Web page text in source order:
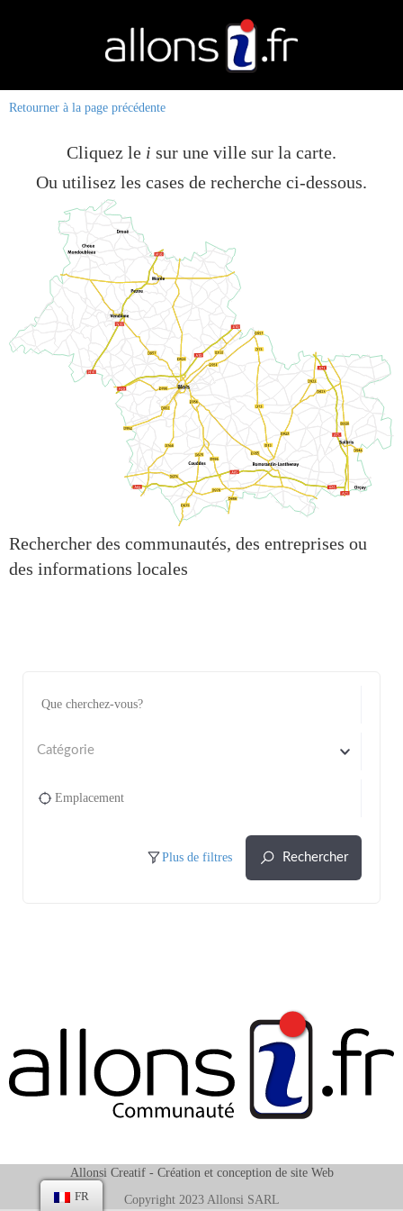
Retourner à la page précédente
Cliquez le i sur une ville sur la carte.
Ou utilisez les cases de recherche ci-dessous.
Rechercher des communautés, des entreprises ou
des informations locales
Catégorie
Plus de filtres Rechercher
Copyright 2023 Allonsi SARL
Allonsi Creatif - Création et conception de site Web
FR